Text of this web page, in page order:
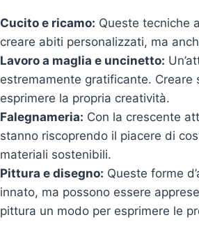
Cucito e ricamo: Queste tecniche
creare abiti personalizzati, ma
Lavoro a maglia e uncinetto:
estremamente gratificante.
esprimere la propria creatività.
Falegnameria: Con la crescente
stanno riscoprendo il piacere di
materiali sostenibili.
Pittura e disegno: Queste forme
innato, ma possono essere
pittura un modo per esprimere le